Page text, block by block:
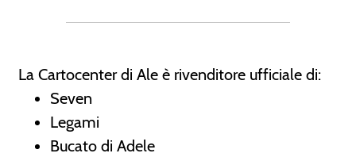
La Cartocenter di Ale è rivenditore ufficiale di:
Seven
Legami
Bucato di Adele